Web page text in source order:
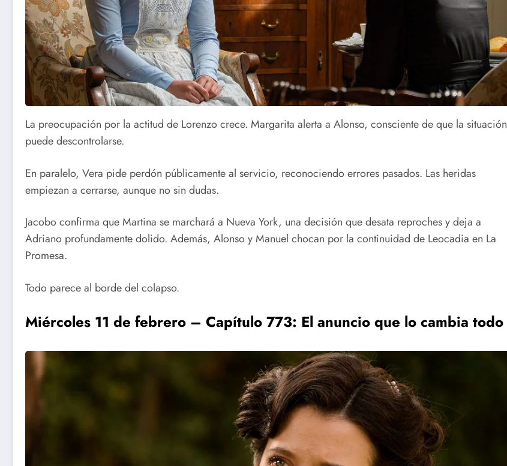
La preocupación por la actitud de Lorenzo crece. Margarita alerta a Alonso, consciente de que la situación
puede descontrolarse.
En paralelo, Vera pide perdón públicamente al servicio, reconociendo errores pasados. Las heridas
empiezan a cerrarse, aunque no sin dudas.
Jacobo confirma que Martina se marchará a Nueva York, una decisión que desata reproches y deja a
Adriano profundamente dolido. Además, Alonso y Manuel chocan por la continuidad de Leocadia en La
Promesa.
Todo parece al borde del colapso.
Miércoles 11 de febrero – Capítulo 773: El anuncio que lo cambia todo